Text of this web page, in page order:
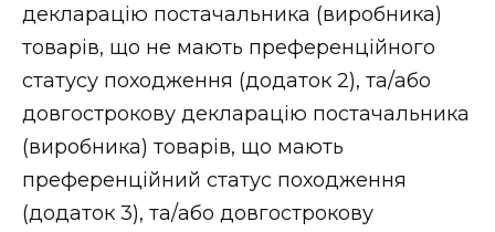
декларацію постачальника (виробника)
товарів, що не мають преференційного
статусу походження (додаток 2), та/або
довгострокову декларацію постачальника
(виробника) товарів, що мають
преференційний статус походження
(додаток 3), та/або довгострокову